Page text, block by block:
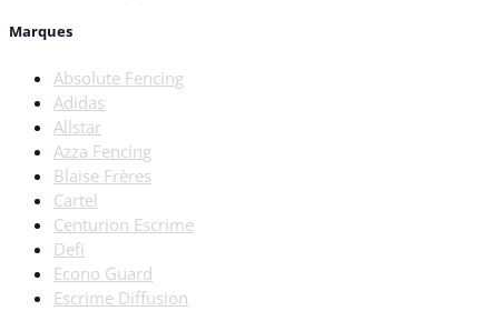
Marques
Absolute Fencing
Adidas
Allstar
Azza Fencing
Blaise Frères
Cartel
Centurion Escrime
Defi
Econo Guard
Escrime Diffusion